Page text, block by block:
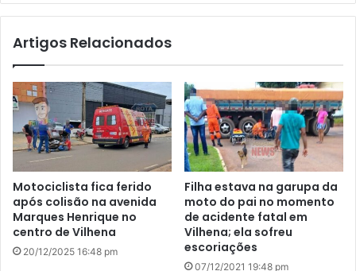
te
Artigos Relacionados
Motociclista fica ferido
após colisão na avenida
Marques Henrique no
centro de Vilhena
20/12/2025 16:48 pm
Filha estava na garupa da
moto do pai no momento
de acidente fatal em
Vilhena; ela sofreu
escoriações
07/12/2021 19:48 pm